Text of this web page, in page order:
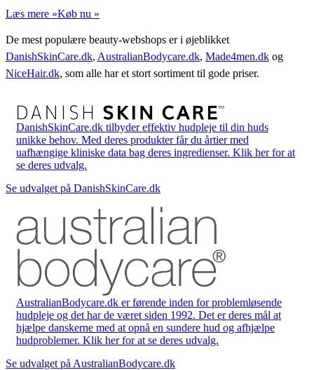
Læs mere »Køb nu »
De mest populære beauty-webshops er i øjeblikket
DanishSkinCare.dk, AustralianBodycare.dk, Made4men.dk og
NiceHair.dk, som alle har et stort sortiment til gode priser.
DanishSkinCare.dk tilbyder effektiv hudpleje til din huds
unikke behov. Med deres produkter får du årtier med
uafhængige kliniske data bag deres ingredienser. Klik her for at
se deres udvalg.
Se udvalget på DanishSkinCare.dk
AustralianBodycare.dk er førende inden for problemløsende
hudpleje og det har de været siden 1992. Det er deres mål at
hjælpe danskerne med at opnå en sundere hud og afhjælpe
hudproblemer. Klik her for at se deres udvalg.
Se udvalget på AustralianBodycare.dk